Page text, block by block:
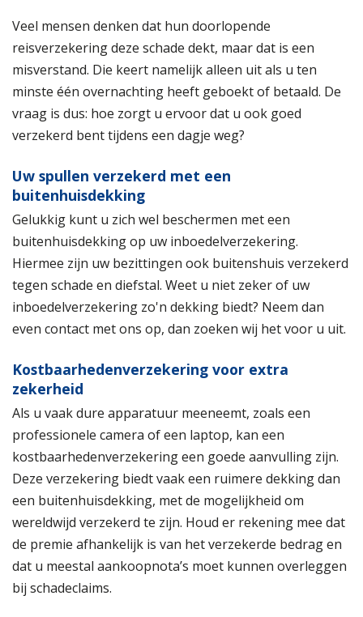
Veel mensen denken dat hun doorlopende
reisverzekering deze schade dekt, maar dat is een
misverstand. Die keert namelijk alleen uit als u ten
minste één overnachting heeft geboekt of betaald. De
vraag is dus: hoe zorgt u ervoor dat u ook goed
verzekerd bent tijdens een dagje weg?
Uw spullen verzekerd met een
buitenhuisdekking
Gelukkig kunt u zich wel beschermen met een
buitenhuisdekking op uw inboedelverzekering.
Hiermee zijn uw bezittingen ook buitenshuis verzekerd
tegen schade en diefstal. Weet u niet zeker of uw
inboedelverzekering zo'n dekking biedt? Neem dan
even contact met ons op, dan zoeken wij het voor u uit.
Kostbaarhedenverzekering voor extra
zekerheid
Als u vaak dure apparatuur meeneemt, zoals een
professionele camera of een laptop, kan een
kostbaarhedenverzekering een goede aanvulling zijn.
Deze verzekering biedt vaak een ruimere dekking dan
een buitenhuisdekking, met de mogelijkheid om
wereldwijd verzekerd te zijn. Houd er rekening mee dat
de premie afhankelijk is van het verzekerde bedrag en
dat u meestal aankoopnota’s moet kunnen overleggen
bij schadeclaims.